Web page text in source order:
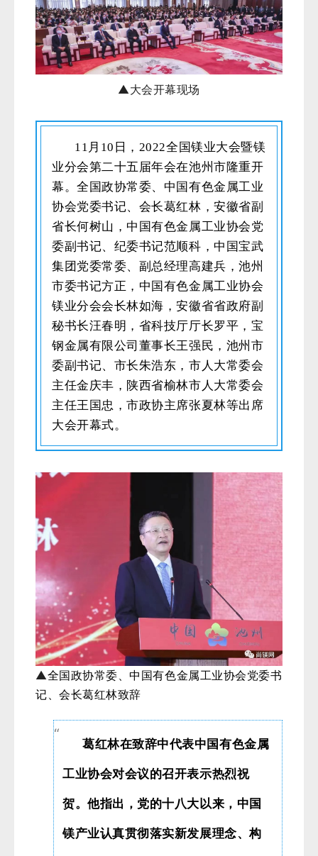
▲大会开幕现场
11月10日，2022全国镁业大会暨镁
业分会第二十五届年会在池州市隆重开
幕。全国政协常委、中国有色金属工业
协会党委书记、会长葛红林，安徽省副
省长何树山，中国有色金属工业协会党
委副书记、纪委书记范顺科，中国宝武
集团党委常委、副总经理高建兵，池州
市委书记方正，中国有色金属工业协会
镁业分会会长林如海，安徽省省政府副
秘书长汪春明，省科技厅厅长罗平，宝
钢金属有限公司董事长王强民，池州市
委副书记、市长朱浩东，市人大常委会
主任金庆丰，陕西省榆林市人大常委会
主任王国忠，市政协主席张夏林等出席
大会开幕式。
▲全国政协常委、中国有色金属工业协会党委书
记、会长葛红林致辞
葛红林在致辞中代表中国有色金属
工业协会对会议的召开表示热烈祝
贺。他指出，党的十八大以来，中国
镁产业认真贯彻落实新发展理念、构